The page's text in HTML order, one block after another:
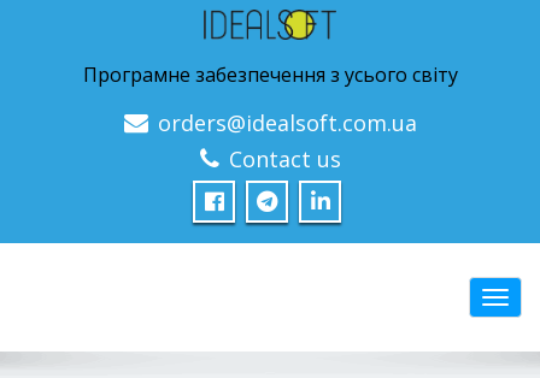
Програмне забезпечення з усього світу
orders@idealsoft.com.ua
Contact us